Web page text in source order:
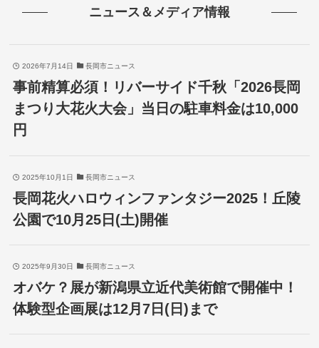
ニュース＆メディア情報
2026年7月14日 長岡市ニュース
事前精算必須！リバーサイド千秋「2026長岡
まつり大花火大会」当日の駐車料金は10,000
円
2025年10月1日 長岡市ニュース
長岡花火ハロウィンファンタジー2025！丘陵
公園で10月25日(土)開催
2025年9月30日 長岡市ニュース
オバケ？展が新潟県立近代美術館で開催中！
体験型企画展は12月7日(日)まで